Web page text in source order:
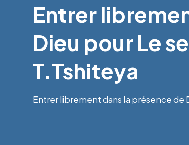
Entrer
Dieu pour Le
T.Tshiteya
Entrer librement dans la présence de